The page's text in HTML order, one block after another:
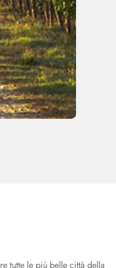
tutte le più belle città della